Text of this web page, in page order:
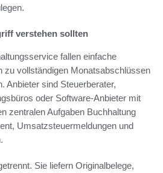
verstehen sollten
fallen einfache
zu vollständigen Monatsabschlüssen
Anbieter sind Steuerberater,
oder Software-Anbieter mit
zentralen Aufgaben Buchhaltung
Umsatzsteuermeldungen und
Sie liefern Originalbelege,